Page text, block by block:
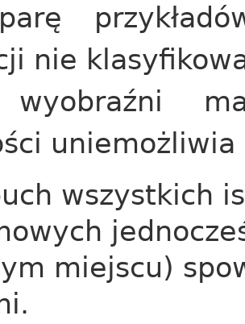
nie
uniemożliwia
wszystkich
miejscu)